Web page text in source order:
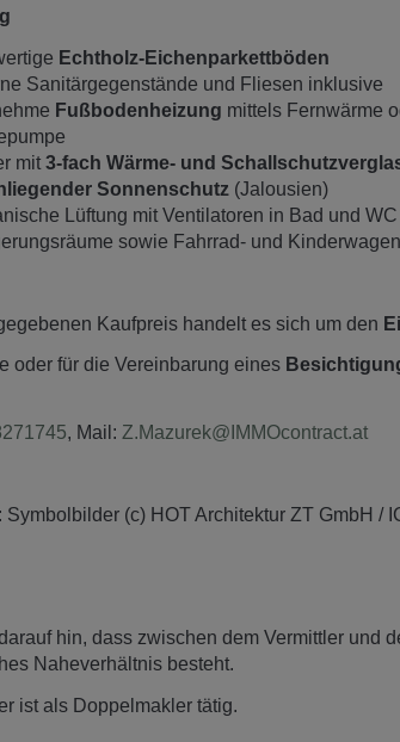
Echtholz-Eichenparkettböden
Sanitärgegenstände und Fliesen inklusive
Fußbodenheizung mittels Fernwärme
mit 3-fach Wärme- und
Sonnenschutz (Jalousien)
Lüftung mit Ventilatoren in Bad und WC
sowie Fahrrad- und
Kaufpreis handelt es sich um den
oder für die Vereinbarung eines
, Mail: Z.Mazurek@IMMOcontract.at
Symbolbilder (c) HOT Architektur ZT GmbH /
hin, dass zwischen dem Vermittler und
Naheverhältnis besteht.
ist als Doppelmakler tätig.